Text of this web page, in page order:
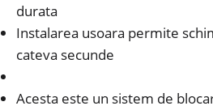
durata
Instalarea usoara permite
cateva secunde
Acesta este un sistem de